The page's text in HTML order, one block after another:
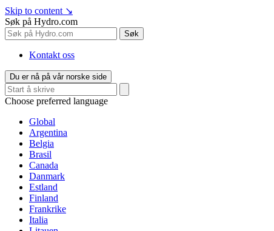
Skip to content ↘
Søk på Hydro.com
Søk
Kontakt oss
Du er nå på vår norske side
Choose preferred language
Global
Argentina
Belgia
Brasil
Canada
Danmark
Estland
Finland
Frankrike
Italia